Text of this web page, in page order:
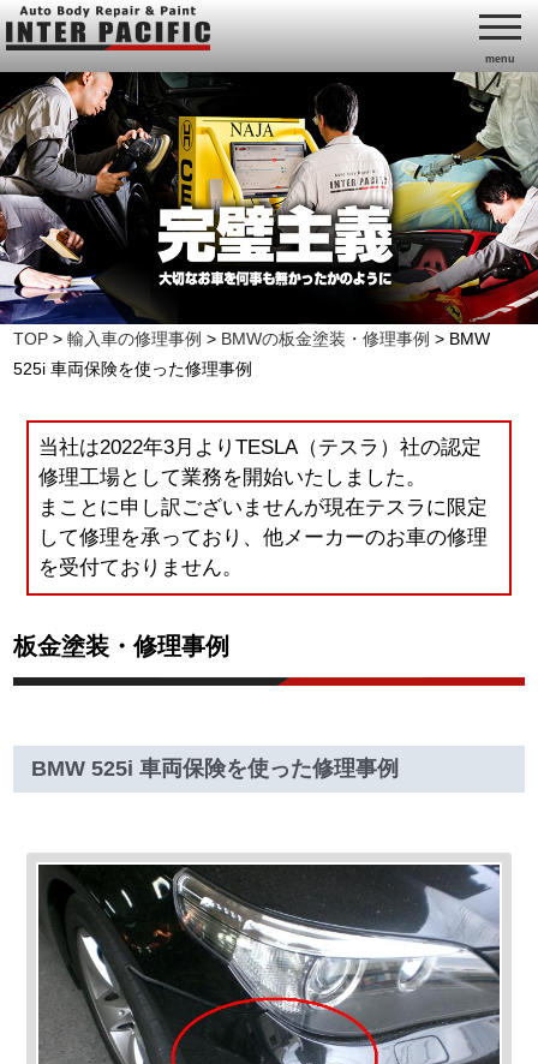
menu
TOP >輸入車の修理事例 > BMWの板金塗装・修理事例 > BMW
525i 車両保険を使った修理事例
当社は2022年3月よりTESLA（テスラ）社の認定
修理工場として業務を開始いたしました。
まことに申し訳ございませんが現在テスラに限定
して修理を承っており、他メーカーのお車の修理
を受付ておりません。
板金塗装・修理事例
BMW 525i 車両保険を使った修理事例